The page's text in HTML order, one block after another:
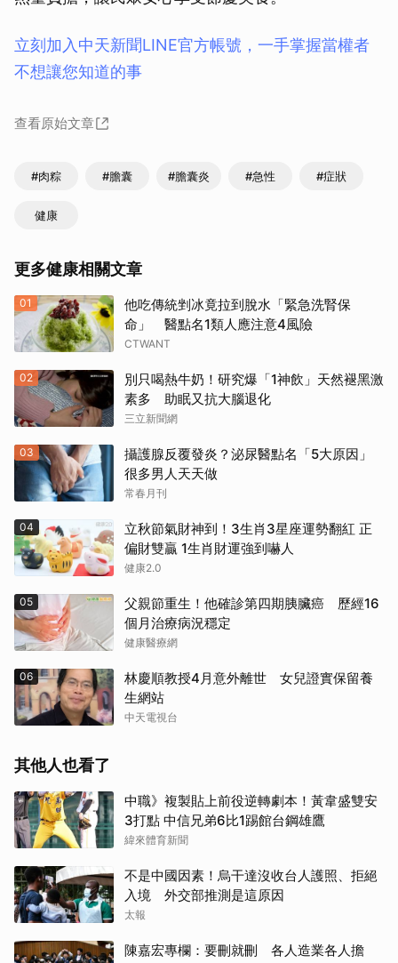
立刻加入中天新聞LINE官方帳號，一手掌握當權者
不想讓您知道的事
查看原始文章
#肉粽 #膽囊 #膽囊炎 #急性 #症狀
健康
更多健康相關文章
01
他吃傳統剉冰竟拉到脫水「緊急洗腎保
命」 醫點名1類人應注意4風險
CTWANT
02
別只喝熱牛奶！研究爆「1神飲」天然褪黑激
素多 助眠又抗大腦退化
三立新聞網
03
攝護腺反覆發炎？泌尿醫點名「5大原因」
很多男人天天做
常春月刊
04
立秋節氣財神到！3生肖3星座運勢翻紅 正
偏財雙贏 1生肖財運強到嚇人
健康2.0
05
父親節重生！他確診第四期胰臟癌 歷經16
個月治療病況穩定
健康醫療網
06
林慶順教授4月意外離世 女兒證實保留養
生網站
中天電視台
其他人也看了
中職》複製貼上前役逆轉劇本！黃韋盛雙安
3打點 中信兄弟6比1踢館台鋼雄鷹
緯來體育新聞
不是中國因素！烏干達沒收台人護照、拒絕
入境 外交部推測是這原因
太報
陳嘉宏專欄：要刪就刪 各人造業各人擔